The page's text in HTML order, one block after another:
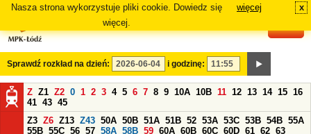
Nasza strona wykorzystuje pliki cookie. Dowiedz się
więcej.
więcej x
Sprawdź rozkład na dzień: i godzinę:
Z Z1 Z2 0 1 2 3 4 5 6 7 8 9 10A 10B 11 12 13 14 15 16
41 43 45
Z3 Z6 Z13 Z43 50A 50B 51A 51B 52 53A 53C 53B 54B 55A
55B 55C 56 57 58A 58B 59 60A 60B 60C 60D 61 62 63